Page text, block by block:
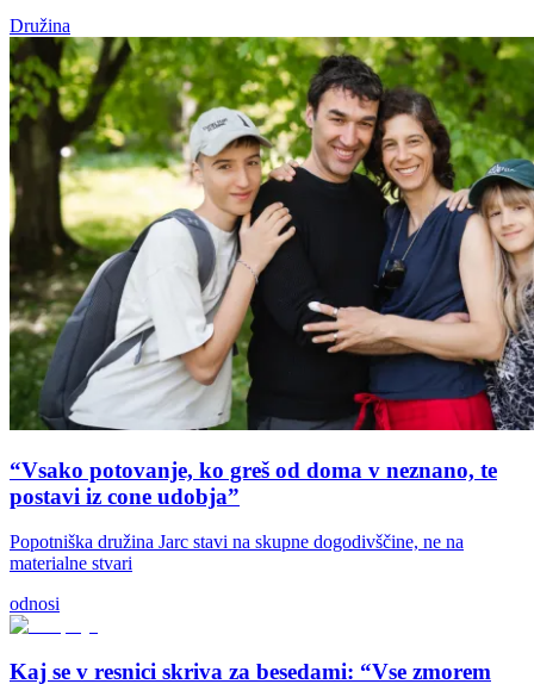
Družina
“Vsako potovanje, ko greš od doma v neznano, te
postavi iz cone udobja”
Popotniška družina Jarc stavi na skupne dogodivščine, ne na
materialne stvari
odnosi
Kaj se v resnici skriva za besedami: “Vse zmorem